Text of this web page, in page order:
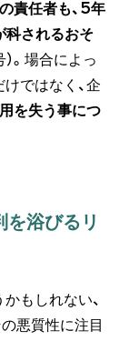
責任者も、5年
科されるおそ
。場合によっ
ではなく、企
を失う事につ
を浴びるリ
もしれない、
悪質性に注目